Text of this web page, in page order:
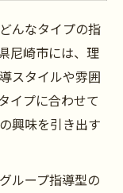
んなタイプの指
尼崎市には、理
スタイルや雰囲
イプに合わせて
興味を引き出す
ループ指導型の